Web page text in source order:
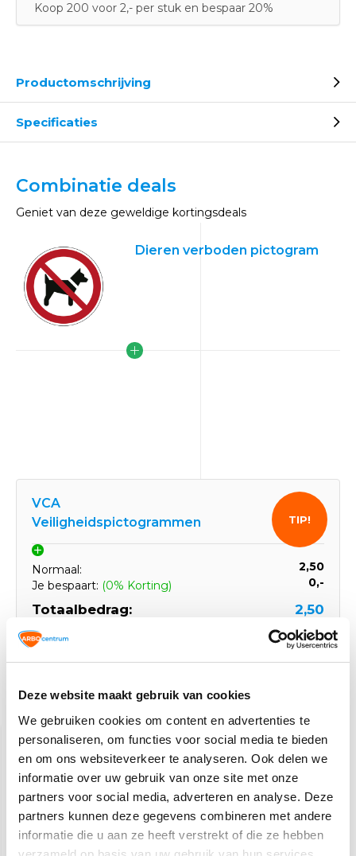
Deze website maakt gebruik van cookies
We gebruiken cookies om content en advertenties te
personaliseren, om functies voor social media te bieden
en om ons websiteverkeer te analyseren. Ook delen we
informatie over uw gebruik van onze site met onze
partners voor social media, adverteren en analyse. Deze
partners kunnen deze gegevens combineren met andere
informatie die u aan ze heeft verstrekt of die ze hebben
Koop 200 voor 2,- per stuk en bespaar 20%
Productomschrijving
Specificaties
Combinatie deals
Geniet van deze geweldige kortingsdeals
Dieren verboden pictogram
VCA
Veiligheidspictogrammen
Normaal:
2,50
Je bespaart: (0% Korting) 0,-
Totaalbedrag: 2,50
TIP!
Tijdelijk uitverkocht